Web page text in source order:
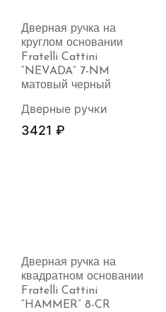
Дверная ручка на
круглом основании
Fratelli Cattini
“NEVADA” 7-NM
матовый черный
Дверные ручки
3421 ₽
Дверная ручка на
квадратном основании
Fratelli Cattini
“HAMMER” 8-CR